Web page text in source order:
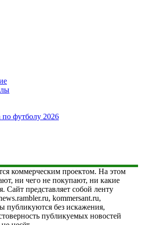
футболу 2026
коммерческим проектом. На этом
ни чего не покупают, ни какие
Сайт представляет собой ленту
kommersant.ru,
публикуются без искажения,
публикуемых новостей